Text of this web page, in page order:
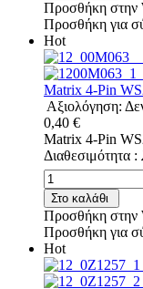
Προσθήκη στην
Προσθήκη για
Hot
Matrix 4-Pin
Αξιολόγηση:
0,40 €
Matrix 4-Pin
Διαθεσιμότητα :
Στο καλάθι
Προσθήκη στην
Προσθήκη για
Hot